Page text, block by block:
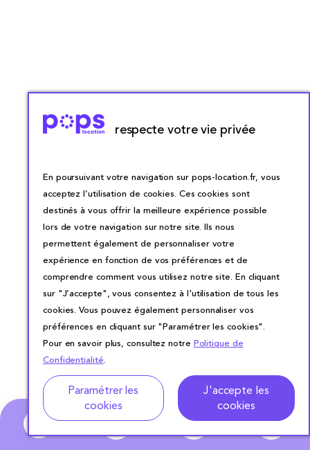
Pops Location - Toulouse
Adresse Dates de location
respecte votre vie privée
En poursuivant votre navigation sur pops-location.fr, vous
acceptez l’utilisation de cookies. Ces cookies sont
destinés à vous offrir la meilleure expérience possible
lors de votre navigation sur notre site. Ils nous
permettent également de personnaliser votre
expérience en fonction de vos préférences et de
comprendre comment vous utilisez notre site. En cliquant
sur "J’accepte", vous consentez à l'utilisation de tous les
cookies. Vous pouvez également personnaliser vos
préférences en cliquant sur "Paramétrer les cookies".
Pour en savoir plus, consultez notrePolitique de
Confidentialité.
Paramétrer les
cookies
J'accepte les
cookies